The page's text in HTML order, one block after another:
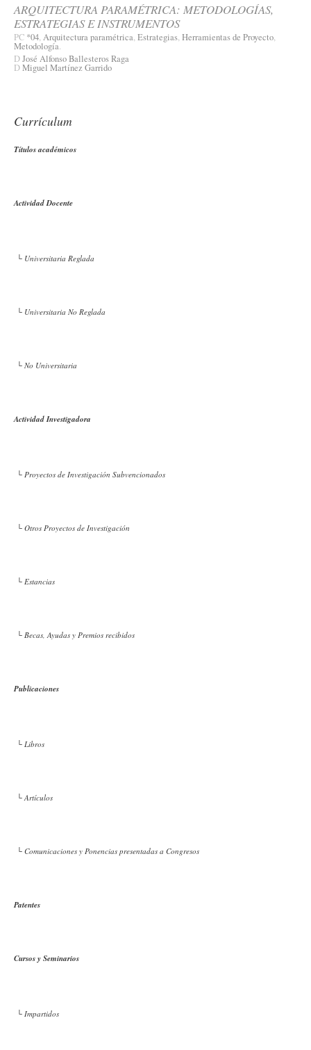
ARQUITECTURA PARAMÉTRICA: METODOLOGÍAS,
ESTRATEGIAS E INSTRUMENTOS
PC *04, Arquitectura paramétrica, Estrategias, Herramientas de Proyecto,
Metodología.
DJosé Alfonso Ballesteros Raga
DMiguel Martínez Garrido
Currículum
Títulos académicos
Actividad Docente
└ Universitaria Reglada
└ Universitaria No Reglada
└ No Universitaria
Actividad Investigadora
└ Proyectos de Investigación Subvencionados
└ Otros Proyectos de Investigación
└ Estancias
└ Becas, Ayudas y Premios recibidos
Publicaciones
└ Libros
└ Artículos
└ Comunicaciones y Ponencias presentadas a Congresos
Patentes
Cursos y Seminarios
└ Impartidos